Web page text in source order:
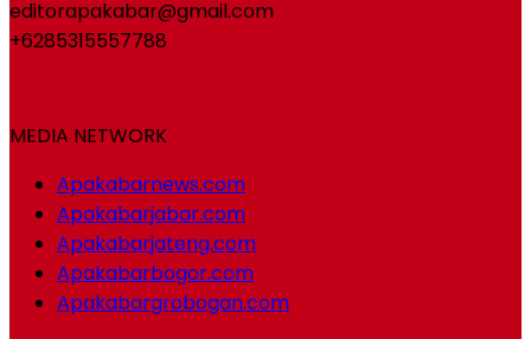
editorapakabar@gmail.com
+6285315557788
MEDIA NETWORK
Apakabarnews.com
Apakabarjabar.com
Apakabarjateng.com
Apakabarbogor.com
Apakabargrobogan.com